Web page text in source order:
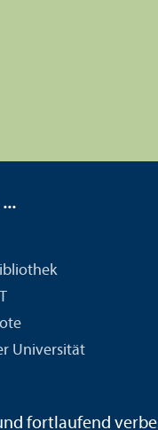
Universität
fortlaufend